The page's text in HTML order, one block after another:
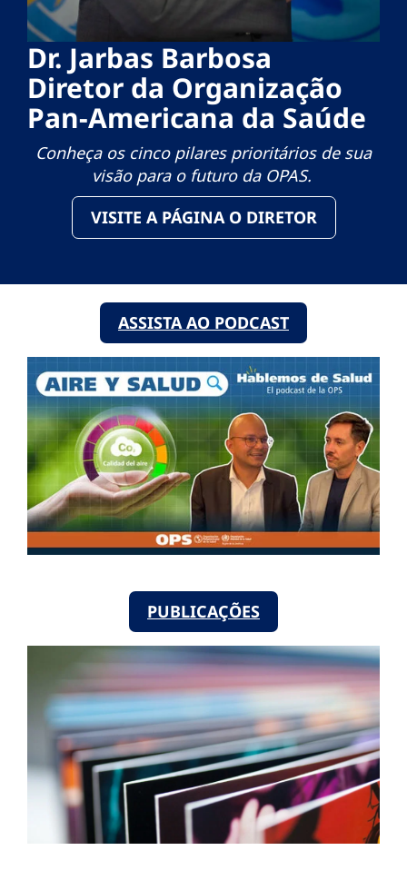
Dr. Jarbas Barbosa
Diretor da Organização
Pan-Americana da Saúde
Conheça os cinco pilares prioritários de sua
visão para o futuro da OPAS.
VISITE A PÁGINA O DIRETOR
ASSISTA AO PODCAST
PUBLICAÇÕES